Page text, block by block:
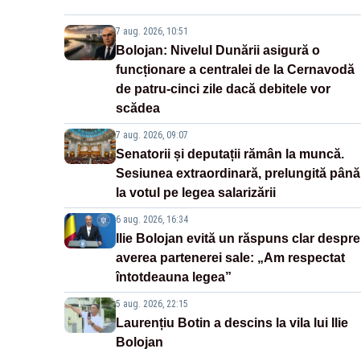
7 aug. 2026, 10:51
Bolojan: Nivelul Dunării asigură o
funcționare a centralei de la Cernavodă
de patru-cinci zile dacă debitele vor
scădea
7 aug. 2026, 09:07
Senatorii și deputații rămân la muncă.
Sesiunea extraordinară, prelungită până
la votul pe legea salarizării
6 aug. 2026, 16:34
Ilie Bolojan evită un răspuns clar despre
averea partenerei sale: „Am respectat
întotdeauna legea”
5 aug. 2026, 22:15
Laurențiu Botin a descins la vila lui Ilie
Bolojan